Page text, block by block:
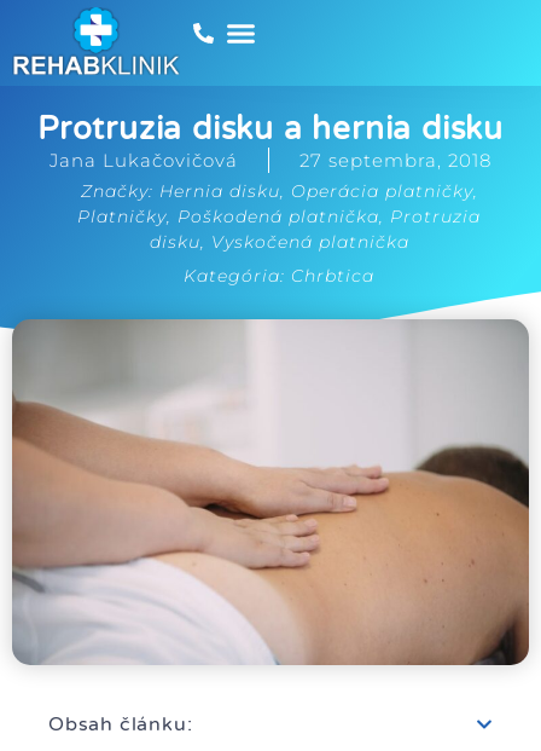
Protruzia disku a hernia disku
Jana Lukačovičová 27 septembra, 2018
Značky: Hernia disku, Operácia platničky,
Platničky, Poškodená platnička, Protruzia
disku, Vyskočená platnička
Kategória: Chrbtica
Obsah článku: